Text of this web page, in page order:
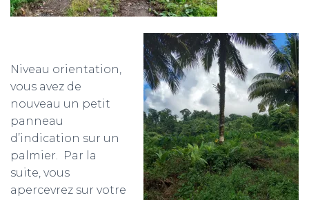
Niveau orientation,
vous avez de
nouveau un petit
panneau
d’indication sur un
palmier. Par la
suite, vous
apercevrez sur votre